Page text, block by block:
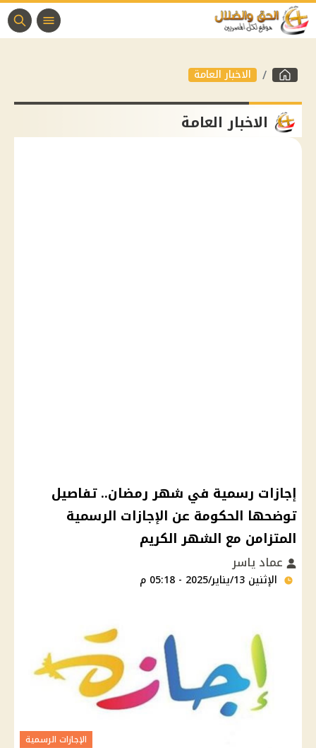
الاخبار العامة
الاخبار العامة
إجازات رسمية في شهر رمضان.. تفاصيل
توضحها الحكومة عن الإجازات الرسمية
المتزامن مع الشهر الكريم
عماد ياسر
الإثنين 13/يناير/2025 - 05:18 م
الإجازات الرسمية